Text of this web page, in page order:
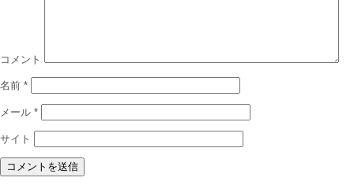
コメント
名前 *
メール *
サイト